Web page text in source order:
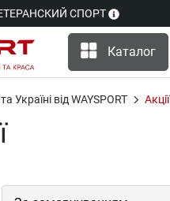
СПОРТ
Каталог
Україні від WAYSPORT Акції